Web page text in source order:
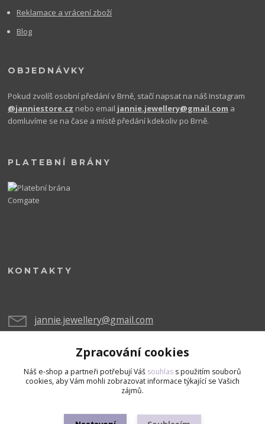
Reklamace a vrácení zboží
Blog
OBJEDNÁVKY
Pokud zvolíš osobní předání v Brně, stačí napsat na náš Instagram
@janniestore.cz nebo email jannie.jewellery@gmail.com a
domluvíme se na čase a místě předání kdekoliv po Brně.
PLATEBNÍ BRÁNY
KONTAKTY
jannie.jewellery@gmail.com
Zpracování cookies
Náš e-shop a partneři potřebují Váš souhlas s použitím souborů
cookies, aby Vám mohli zobrazovat informace týkající se Vašich
zájmů.